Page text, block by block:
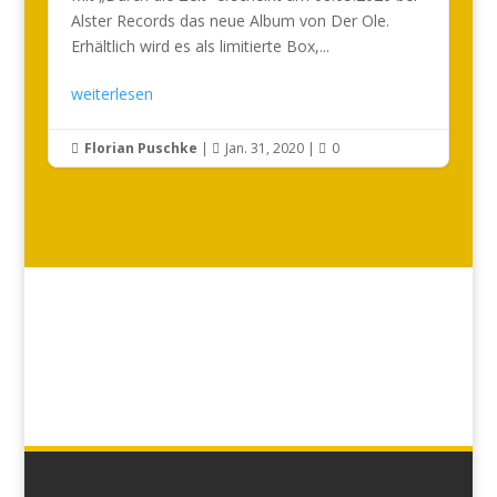
Alster Records das neue Album von Der Ole.
Erhältlich wird es als limitierte Box,...
weiterlesen
 Florian Puschke |  Jan. 31, 2020|  0